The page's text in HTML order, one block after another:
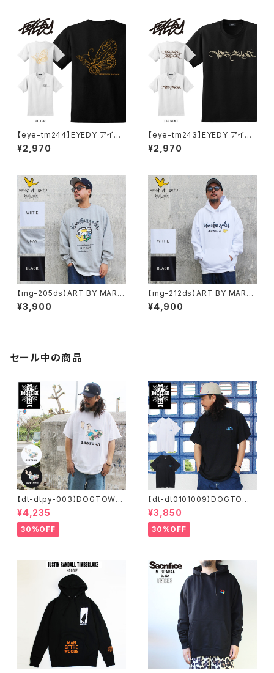
HITE BLACK ホワイト ブラック
【eye-tm244】EYEDY アイデ
ィー BITTER ショートスリーブ
Tシャツ 大きいサイズ WHTIE
¥2,970
【eye-tm243】EYEDY アイデ
ィー UBITTER ショートスリー
ブTシャツ 大きいサイズ WHTI
¥2,970
【mg-205ds】ART BY MARK
GONZALE ( What it isNt ワッ
トイットイズント) アートバイ マ
¥3,900
【mg-212ds】ART BY MARK
GONZALE ( What it isNt ワッ
トイットイズント) アートバイ マ
¥4,900
セール中の商品
【dt-dtpy-003】DOGTOWN
ドッグタウン POPEYE SKATE
S/S T-SHIRTS ポパイ 半袖 シ
ョートスリーブT 大きいサイズ
半袖 M L XL 大きめ デザイン
¥4,235
30%OFF
【dt-dt0101009】DOGTOWN
ドッグタウン D.T.S. POCKET
S/S T-SHIRTS 半袖 ショート
スリーブT 大きいサイズ 半袖 M
L XL 大きめ デザイン プリント
¥3,850
30%OFF